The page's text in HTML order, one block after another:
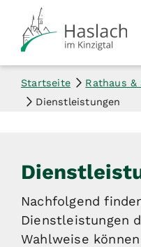
Startseite Rathaus &
Dienstleistungen
Nachfolgend
Dienstleistungen
Wahlweise